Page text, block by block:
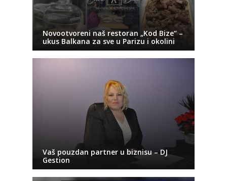
Novootvoreni naš restoran „Kod Bize“ –
ukus Balkana za sve u Parizu i okolini
Vaš pouzdan partner u biznisu – DJ
Gestion